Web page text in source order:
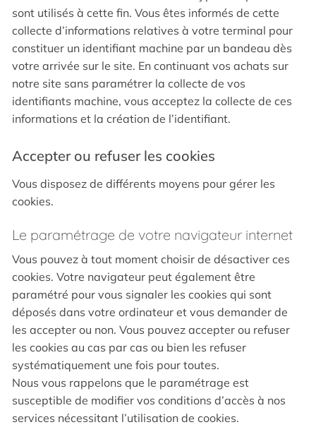
sont utilisés à cette fin. Vous êtes informés de cette
collecte d’informations relatives à votre terminal pour
constituer un identifiant machine par un bandeau dès
votre arrivée sur le site. En continuant vos achats sur
notre site sans paramétrer la collecte de vos
identifiants machine, vous acceptez la collecte de ces
informations et la création de l’identifiant.
Accepter ou refuser les cookies
Vous disposez de différents moyens pour gérer les
cookies.
Le paramétrage de votre navigateur internet
Vous pouvez à tout moment choisir de désactiver ces
cookies. Votre navigateur peut également être
paramétré pour vous signaler les cookies qui sont
déposés dans votre ordinateur et vous demander de
les accepter ou non. Vous pouvez accepter ou refuser
les cookies au cas par cas ou bien les refuser
systématiquement une fois pour toutes.
Nous vous rappelons que le paramétrage est
susceptible de modifier vos conditions d’accès à nos
services nécessitant l’utilisation de cookies.